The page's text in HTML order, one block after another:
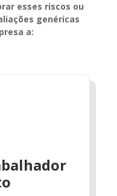
esses riscos ou
genéricas
a: